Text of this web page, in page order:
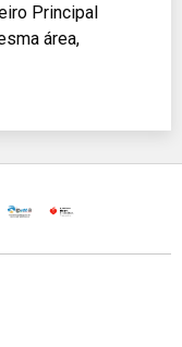
Principal
área,